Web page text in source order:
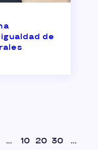
de
... 10 20 30
...